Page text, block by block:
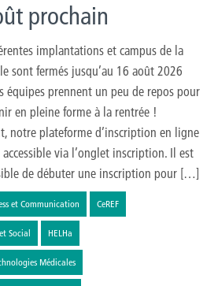
prochain
implantations et campus de la
sont fermés jusqu’au 16 août 2026
équipes prennent un peu de repos pour
en pleine forme à la rentrée !
notre plateforme d’inscription en ligne
via l’onglet inscription. Il est
de débuter une inscription pour […]
et Communication CeREF
Social HELHa
Médicales